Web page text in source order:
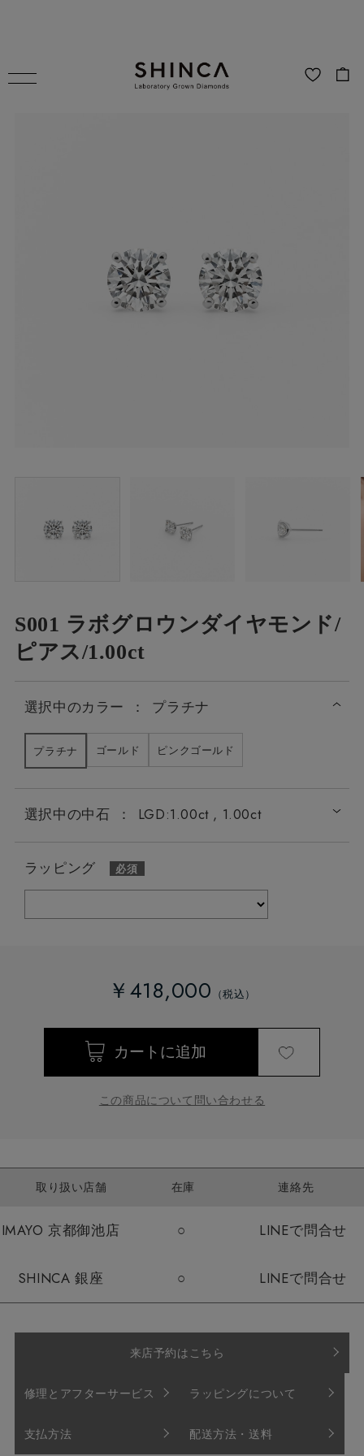
S001 ラボグロウンダイヤモンド/
ピアス/1.00ct
選択中のカラー ： プラチナ
プラチナ ゴールド ピンクゴールド
選択中の中石 ： LGD:1.00ct , 1.00ct
LGD:0.20ct , 0.20ct LGD:0.30ct , 0.30ct
ラッピング
￥418,000
この商品について問い合わせる
取り扱い店舗 在庫 連絡先
IMAYO 京都御池店 ○ LINEで問合せ
SHINCA 銀座 ○ LINEで問合せ
来店予約はこちら
修理とアフターサービス ラッピングについて
支払方法 配送方法・送料